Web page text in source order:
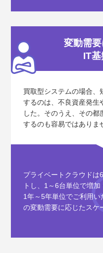
変動需
IT
買取型システムの場合、
するのは、不良資産発生
した。そのうえ、その
するのも容易ではありま
プライベートクラウドは
トし、1～6台単位で増
1年～5年単位でご利用
の変動需要に応じたスケ